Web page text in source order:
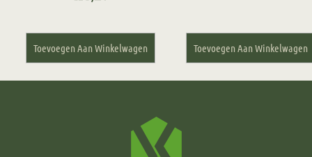
Toevoegen Aan Winkelwagen Toevoegen Aan Winkelwagen